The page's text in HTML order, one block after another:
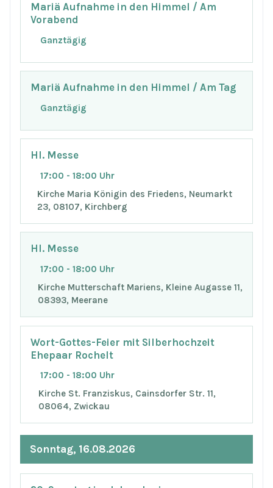
Mariä Aufnahme in den Himmel / Am
Vorabend
Ganztägig
Mariä Aufnahme in den Himmel / Am Tag
Ganztägig
Hl. Messe
17:00 - 18:00 Uhr
Kirche Maria Königin des Friedens, Neumarkt
23, 08107, Kirchberg
Hl. Messe
17:00 - 18:00 Uhr
Kirche Mutterschaft Mariens, Kleine Augasse 11,
08393, Meerane
Wort-Gottes-Feier mit Silberhochzeit
Ehepaar Rochelt
17:00 - 18:00 Uhr
Kirche St. Franziskus, Cainsdorfer Str. 11,
08064, Zwickau
Sonntag, 16.08.2026